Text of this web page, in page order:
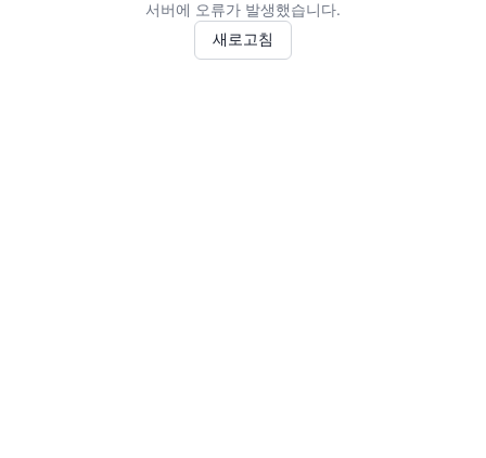
서버에 오류가 발생했습니다.
새로고침